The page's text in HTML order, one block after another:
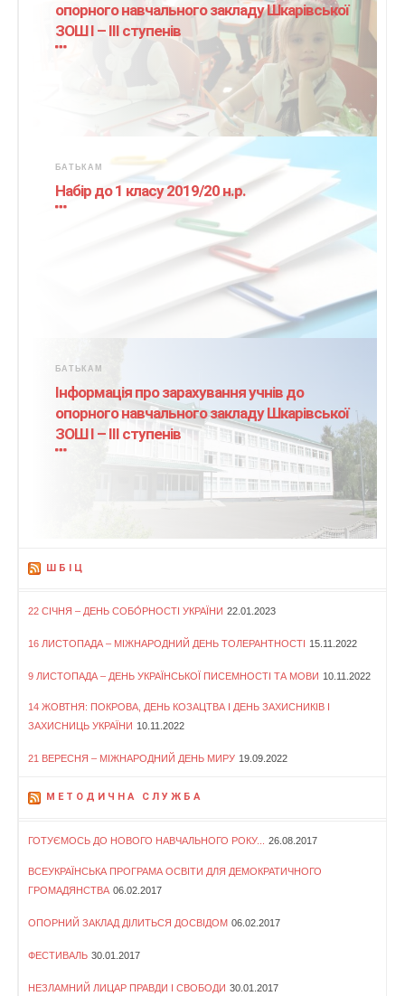
опорного навчального закладу Шкарівської
ЗОШ І – ІІІ ступенів
БАТЬКАМ
Набір до 1 класу 2019/20 н.р.
БАТЬКАМ
Інформація про зарахування учнів до
опорного навчального закладу Шкарівської
ЗОШ І – ІІІ ступенів
ШБІЦ
22 СІЧНЯ – ДЕНЬ СОБО́РНОСТІ УКРАЇНИ 22.01.2023
16 ЛИСТОПАДА – МІЖНАРОДНИЙ ДЕНЬ ТОЛЕРАНТНОСТІ 15.11.2022
9 ЛИСТОПАДА – ДЕНЬ УКРАЇНСЬКОЇ ПИСЕМНОСТІ ТА МОВИ 10.11.2022
14 ЖОВТНЯ: ПОКРОВА, ДЕНЬ КОЗАЦТВА І ДЕНЬ ЗАХИСНИКІВ І
ЗАХИСНИЦЬ УКРАЇНИ 10.11.2022
21 ВЕРЕСНЯ – МІЖНАРОДНИЙ ДЕНЬ МИРУ 19.09.2022
МЕТОДИЧНА СЛУЖБА
ГОТУЄМОСЬ ДО НОВОГО НАВЧАЛЬНОГО РОКУ... 26.08.2017
ВСЕУКРАЇНСЬКА ПРОГРАМА ОСВІТИ ДЛЯ ДЕМОКРАТИЧНОГО
ГРОМАДЯНСТВА 06.02.2017
ОПОРНИЙ ЗАКЛАД ДІЛИТЬСЯ ДОСВІДОМ 06.02.2017
ФЕСТИВАЛЬ 30.01.2017
НЕЗЛАМНИЙ ЛИЦАР ПРАВДИ І СВОБОДИ 30.01.2017